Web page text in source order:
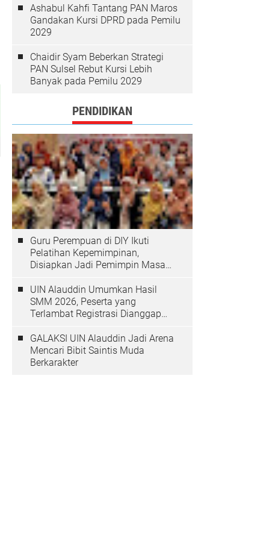
Ashabul Kahfi Tantang PAN Maros
Gandakan Kursi DPRD pada Pemilu
2029
Chaidir Syam Beberkan Strategi
PAN Sulsel Rebut Kursi Lebih
Banyak pada Pemilu 2029
PENDIDIKAN
Guru Perempuan di DIY Ikuti
Pelatihan Kepemimpinan,
Disiapkan Jadi Pemimpin Masa
UIN Alauddin Umumkan Hasil
SMM 2026, Peserta yang
Terlambat Registrasi Dianggap
GALAKSI UIN Alauddin Jadi Arena
Mencari Bibit Saintis Muda
Berkarakter